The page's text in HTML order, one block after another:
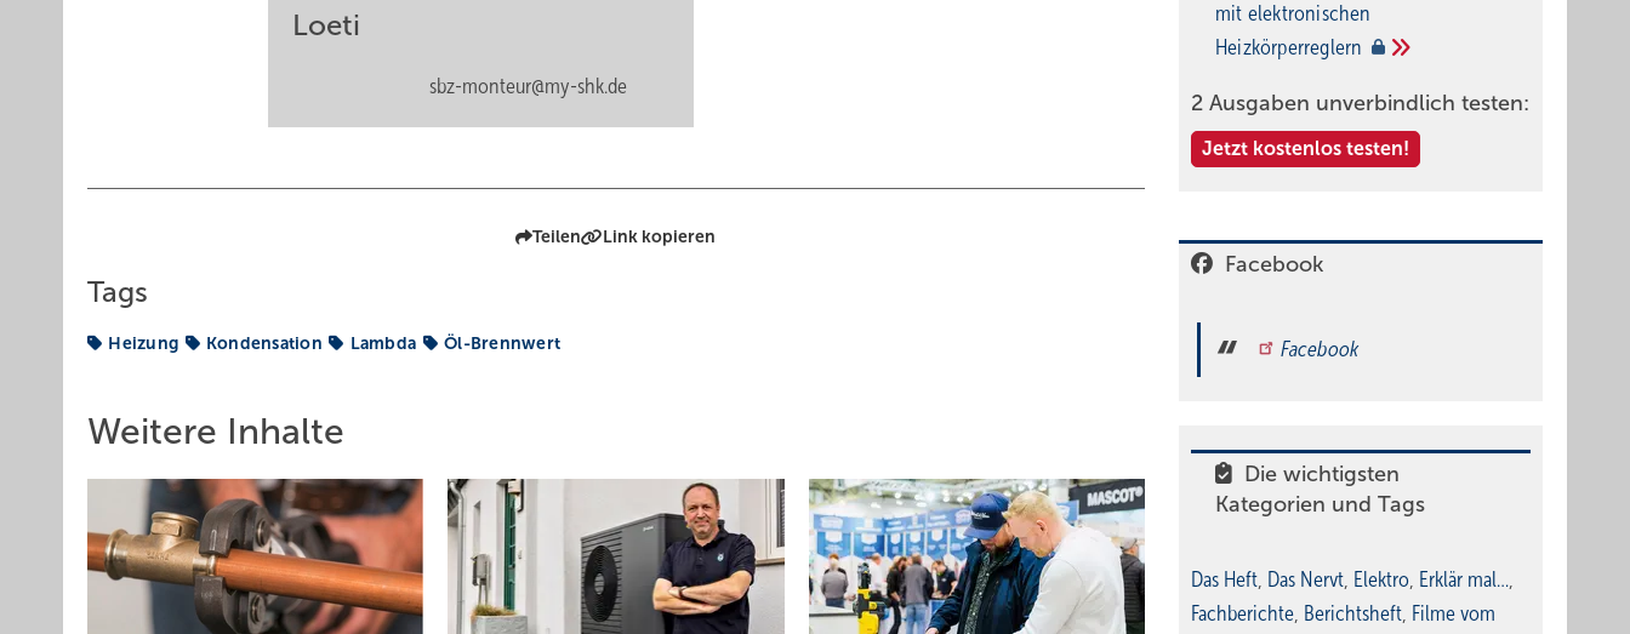
Loeti
sbz-monteur@my-shk.de
Teilen Link kopieren
Tags
Heizung Kondensation Lambda Öl-Brennwert
Weitere Inhalte
mit elektronischen
Heizkörperreglern
2 Ausgaben unverbindlich testen:
Jetzt kostenlos testen!
Facebook
Facebook
Die wichtigsten
Kategorien und Tags
Das Heft, Das Nervt, Elektro, Erklär mal…,
Fachberichte, Berichtsheft, Filme vom